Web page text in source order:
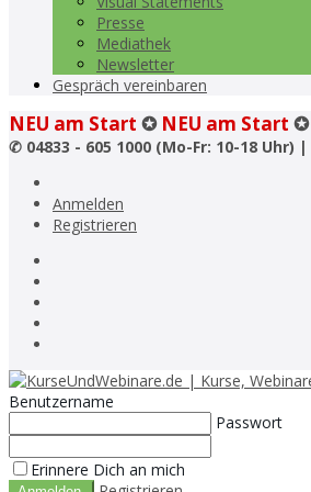
Presse
Mediathek
Newsletter
Gespräch vereinbaren
NEU am Start ✪ NEU am Start ✪
✆ 04833 - 605 1000 (Mo-Fr: 10-18 Uhr) |
Anmelden
Registrieren
Benutzername
Passwort
Erinnere Dich an mich